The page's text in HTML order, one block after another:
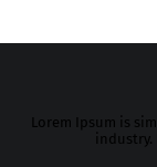
Lorem Ipsum is